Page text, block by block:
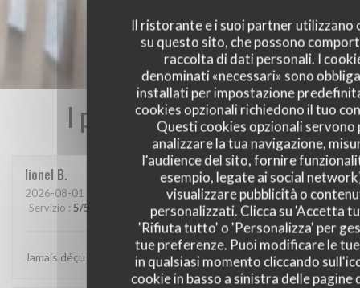
Il ristorante e i suoi partner utilizzano
su questo sito, che possono
raccolta di dati personali. I
denominati «necessari» sono
installati per impostazione
cookies opzionali richiedono il tuo
Questi cookies opzionali servono
analizzare la tua navigazione,
l'audience del sito, fornire
esempio, legate ai social
visualizzare pubblicità o
personalizzati. Clicca su 'Accetta
'Rifiuta tutto' o 'Personalizza' per
tue preferenze. Puoi modificare le
in qualsiasi momento cliccando
cookie in basso a sinistra delle pagine
I pareri dei nostri clienti
lionel B
2026-08-01
- 20:15 - Ospiti 2
Servizio : 5/5 5/5 Cucina:5/5 Qualità / Prezzo :5/5
Jamais déçu chez cabane.. jf Bury et ses lutins sont au top..